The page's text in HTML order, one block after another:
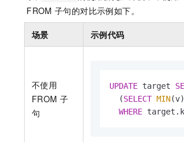
FROM 子句的对比示例如下。
场景 示例代码
不使用
FROM 子
句
UPDATE target
  (
SELECT MIN(v)
WHERE target.k